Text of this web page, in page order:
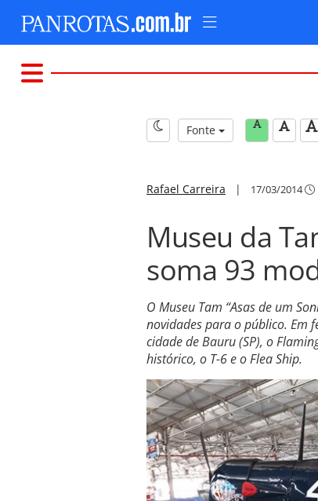
Fonte
Rafael Carreira | 17/03/2014
Museu da
soma 93
O Museu Tam “Asas de um
novidades para o público. Em
cidade de Bauru (SP), o
histórico, o T-6 e o Flea Ship.